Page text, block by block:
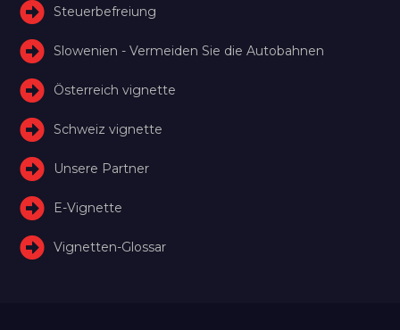
Steuerbefreiung
Slowenien - Vermeiden Sie die Autobahnen
Österreich vignette
Schweiz vignette
Unsere Partner
E-Vignette
Vignetten-Glossar